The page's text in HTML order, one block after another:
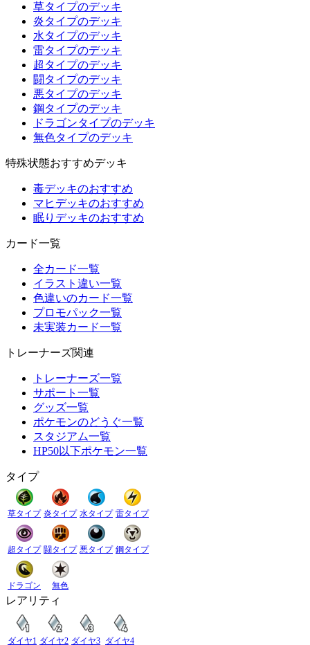
草タイプのデッキ
炎タイプのデッキ
水タイプのデッキ
雷タイプのデッキ
超タイプのデッキ
闘タイプのデッキ
悪タイプのデッキ
鋼タイプのデッキ
ドラゴンタイプのデッキ
無色タイプのデッキ
特殊状態おすすめデッキ
毒デッキのおすすめ
マヒデッキのおすすめ
眠りデッキのおすすめ
カード一覧
全カード一覧
イラスト違い一覧
色違いのカード一覧
プロモパック一覧
未実装カード一覧
トレーナーズ関連
トレーナーズ一覧
サポート一覧
グッズ一覧
ポケモンのどうぐ一覧
スタジアム一覧
HP50以下ポケモン一覧
タイプ
草タイプ 炎タイプ 水タイプ 雷タイプ
超タイプ 闘タイプ 悪タイプ 鋼タイプ
ドラゴン 無色
レアリティ
ダイヤ1 ダイヤ2 ダイヤ3 ダイヤ4